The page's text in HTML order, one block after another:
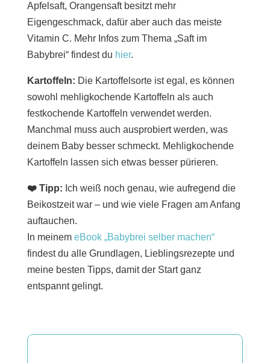
Apfelsaft, Orangensaft besitzt mehr
Eigengeschmack, dafür aber auch das meiste
Vitamin C. Mehr Infos zum Thema „Saft im
Babybrei“ findest du hier.
Kartoffeln: Die Kartoffelsorte ist egal, es können
sowohl mehligkochende Kartoffeln als auch
festkochende Kartoffeln verwendet werden.
Manchmal muss auch ausprobiert werden, was
deinem Baby besser schmeckt. Mehligkochende
Kartoffeln lassen sich etwas besser pürieren.
❤️ Tipp: Ich weiß noch genau, wie aufregend die
Beikostzeit war – und wie viele Fragen am Anfang
auftauchen.
In meinem eBook „Babybrei selber machen“
findest du alle Grundlagen, Lieblingsrezepte und
meine besten Tipps, damit der Start ganz
entspannt gelingt.